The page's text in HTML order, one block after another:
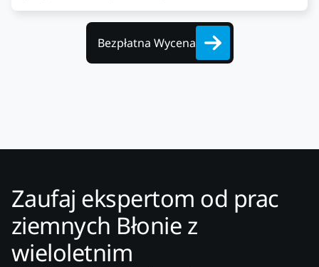
Bezpłatna Wycena
Zaufaj ekspertom od prac
ziemnych Błonie z
wieloletnim